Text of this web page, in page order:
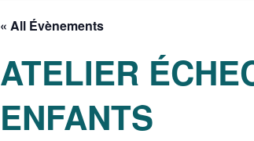
« All Évènements
ATELIER
ENFANTS